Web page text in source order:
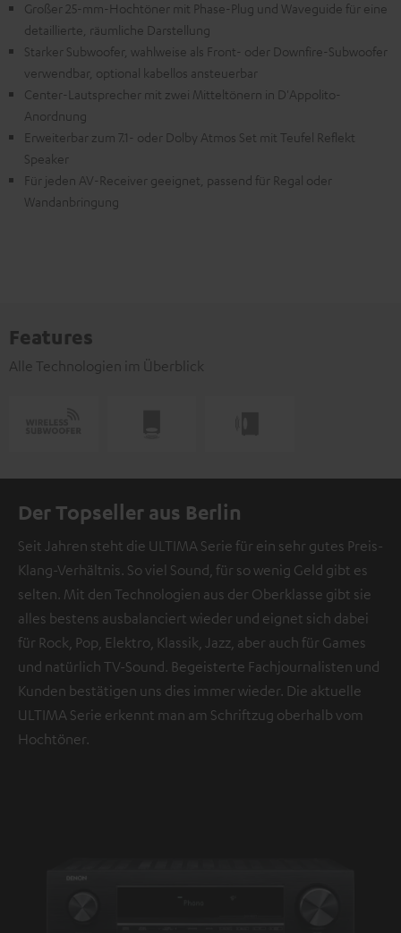
Großer 25-mm-Hochtöner mit Phase-Plug und Waveguide für eine
detaillierte, räumliche Darstellung
Starker Subwoofer, wahlweise als Front- oder Downfire-Subwoofer
verwendbar, optional kabellos ansteuerbar
Center-Lautsprecher mit zwei Mitteltönern in D'Appolito-
Anordnung
Erweiterbar zum 7.1- oder Dolby Atmos Set mit Teufel Reflekt
Speaker
Für jeden AV-Receiver geeignet, passend für Regal oder
Wandanbringung
Features
Alle Technologien im Überblick
Der Topseller aus Berlin
Seit Jahren steht die ULTIMA Serie für ein sehr gutes Preis-
Klang-Verhältnis. So viel Sound, für so wenig Geld gibt es
selten. Mit den Technologien aus der Oberklasse gibt sie
alles bestens ausbalanciert wieder und eignet sich dabei
für Rock, Pop, Elektro, Klassik, Jazz, aber auch für Games
und natürlich TV-Sound. Begeisterte Fachjournalisten und
Kunden bestätigen uns dies immer wieder. Die aktuelle
ULTIMA Serie erkennt man am Schriftzug oberhalb vom
Hochtöner.